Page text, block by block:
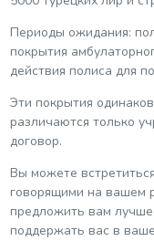
Периоды ожидания:
покрытия
действия полиса для
Эти покрытия
различаются только
договор.
Вы можете
говорящими на вашем
предложить вам
поддержать вас в